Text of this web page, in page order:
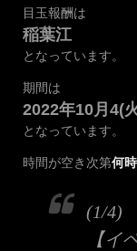
目玉報酬は
稲葉江
となっています。
期間は
2022年10月4(
となっています。
時間が空き次第何
(1/4)
【イ